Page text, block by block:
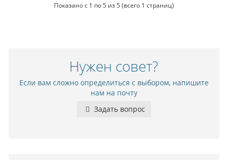
Показано с 1 по 5 из 5 (всего 1 страниц)
Нужен совет?
Если вам сложно определиться с выбором, напишите
нам на почту
Задать вопрос